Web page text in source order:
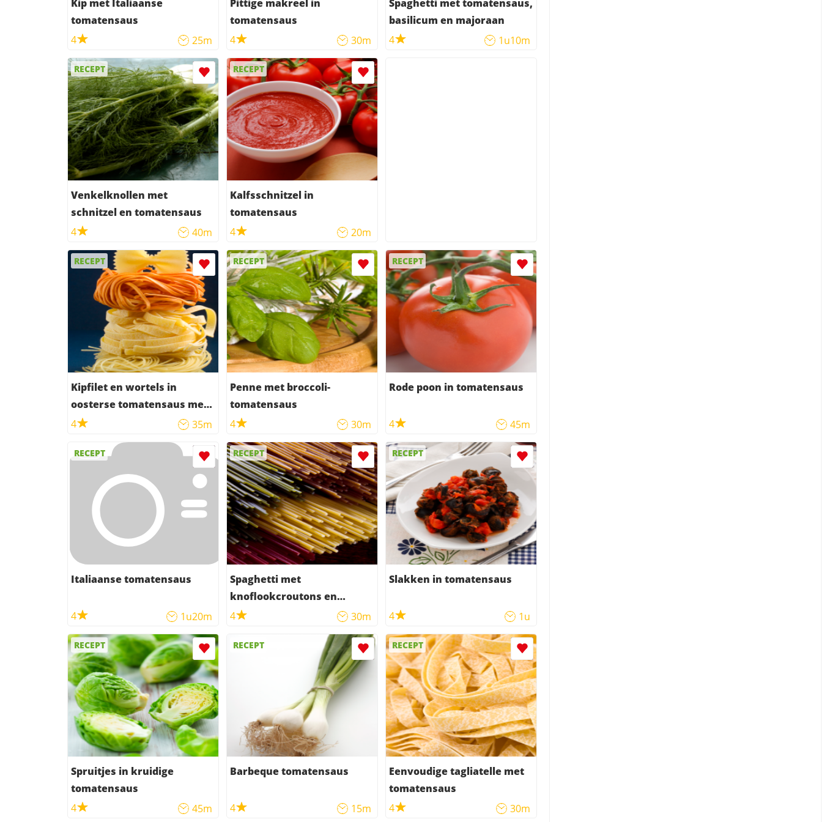
Kip met Italiaanse
tomatensaus
4
25m
Pittige makreel in
tomatensaus
4
30m
Spaghetti met tomatensaus,
basilicum en majoraan
4
1u10m
RECEPT
Venkelknollen met
schnitzel en tomatensaus
4
40m
RECEPT
Kalfsschnitzel in
tomatensaus
4
20m
RECEPT
Kipfilet en wortels in
oosterse tomatensaus met
mie
4 35m
RECEPT
Penne met broccoli-
tomatensaus
4
30m
RECEPT
Rode poon in tomatensaus
4 45m
RECEPT
Italiaanse tomatensaus
4 1u20m
RECEPT
Spaghetti met
knoflookcroutons en
tomatensaus
4 30m
RECEPT
Slakken in tomatensaus
4 1u
RECEPT
Spruitjes in kruidige
tomatensaus
4
45m
RECEPT
Barbeque tomatensaus
4 15m
RECEPT
Eenvoudige tagliatelle met
tomatensaus
4
30m